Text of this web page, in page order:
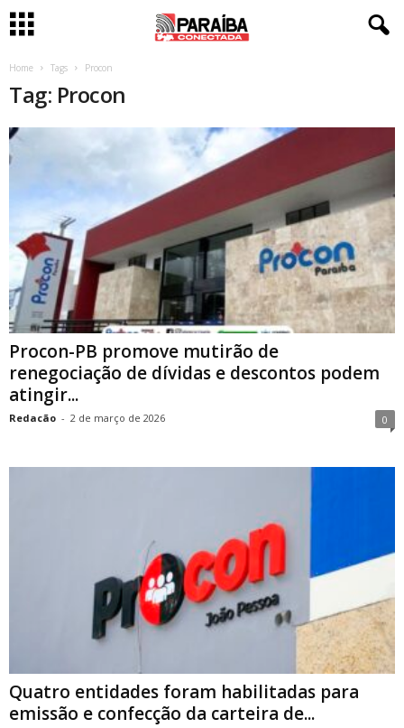
Home Tags Procon
Tag: Procon
Procon-PB promove mutirão de
renegociação de dívidas e descontos podem
atingir...
Redacão - 2 de março de 2026 0
Quatro entidades foram habilitadas para
emissão e confecção da carteira de...